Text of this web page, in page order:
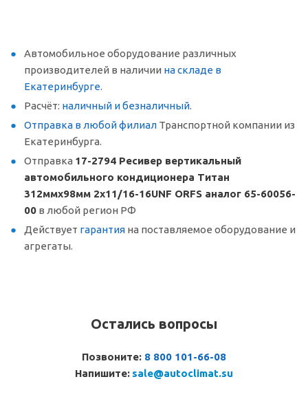
Автомобильное оборудование различных
производителей в наличии на складе в
Екатеринбурге.
Расчёт: наличный и безналичный.
Отправка в любой филиал Транспортной компании из
Екатеринбурга.
Отправка 17-2794 Ресивер вертикальный
автомобильного кондиционера Титан
312ммх98мм 2х11/16-16UNF ORFS аналог 65-60056-
00 в любой регион РФ
Действует гарантия на поставляемое оборудование и
агрегаты.
Остались вопросы
Позвоните: 8 800 101-66-08
Напишите: sale@autoclimat.su